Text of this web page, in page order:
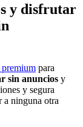
y disfrutar
para
sin anuncios y
y segura
a ninguna otra